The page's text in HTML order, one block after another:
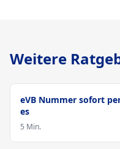
Weitere
Zulassung
eVB Nummer sofort
es
5 Min.